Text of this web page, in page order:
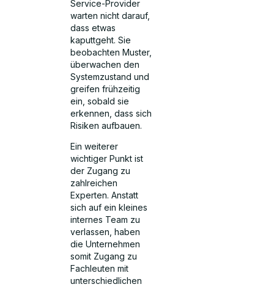
Service-Provider
warten nicht darauf,
dass etwas
kaputtgeht. Sie
beobachten Muster,
überwachen den
Systemzustand und
greifen frühzeitig
ein, sobald sie
erkennen, dass sich
Risiken aufbauen.
Ein weiterer
wichtiger Punkt ist
der Zugang zu
zahlreichen
Experten. Anstatt
sich auf ein kleines
internes Team zu
verlassen, haben
die Unternehmen
somit Zugang zu
Fachleuten mit
unterschiedlichen